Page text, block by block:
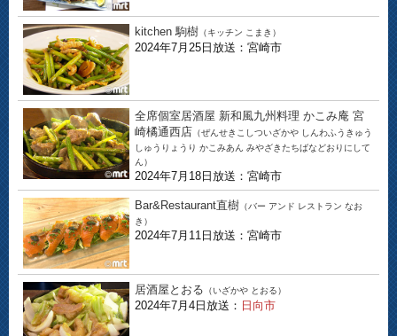
kitchen 駒樹 （キッチン こまき）
2024年7月25日放送：宮崎市
全席個室居酒屋 新和風九州料理 かこみ庵 宮
崎橘通西店 （ぜんせきこしついざかや しんわふうきゅう
しゅうりょうり かこみあん みやざきたちばなどおりにして
ん）
2024年7月18日放送：宮崎市
Bar&Restaurant直樹 （バー アンド レストラン なお
き）
2024年7月11日放送：宮崎市
居酒屋とおる （いざかや とおる）
2024年7月4日放送： 日向市